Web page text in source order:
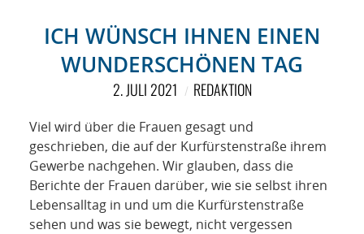
ICH WÜNSCH IHNEN EINEN
WUNDERSCHÖNEN TAG
2. JULI 2021 REDAKTION
Viel wird über die Frauen gesagt und
geschrieben, die auf der Kurfürstenstraße ihrem
Gewerbe nachgehen. Wir glauben, dass die
Berichte der Frauen darüber, wie sie selbst ihren
Lebensalltag in und um die Kurfürstenstraße
sehen und was sie bewegt, nicht vergessen